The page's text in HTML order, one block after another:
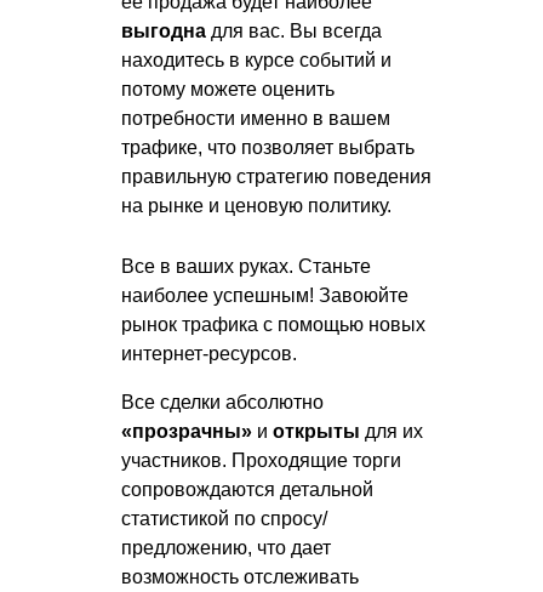
выгодна для вас. Вы всегда
находитесь в курсе событий и
потому можете оценить
потребности именно в вашем
трафике, что позволяет выбрать
правильную стратегию поведения
на рынке и ценовую политику.
Все в ваших руках. Станьте
наиболее успешным! Завоюйте
рынок трафика с помощью новых
интернет-ресурсов.
Все сделки абсолютно
«прозрачны» и открыты для их
участников. Проходящие торги
сопровождаются детальной
статистикой по спросу/
предложению, что дает
возможность отслеживать